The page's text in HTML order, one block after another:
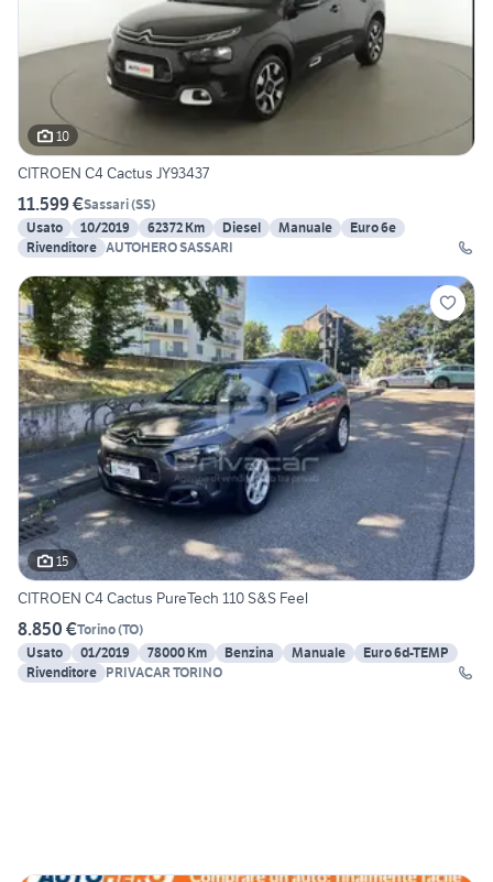
10
CITROEN C4 Cactus JY93437
11.599 €Sassari(SS)
Usato
10/2019 62372 Km Diesel Manuale
Euro 6e
Rivenditore AUTOHERO SASSARI
15
CITROEN C4 Cactus PureTech 110 S&S Feel
8.850 €Torino(TO)
Usato
01/2019 78000 Km Benzina Manuale
Euro 6d-TEMP
Rivenditore PRIVACAR TORINO